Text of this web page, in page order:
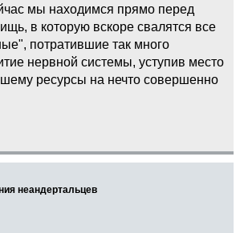
мы находимся прямо перед
в которую вскоре свалятся все
потратившие так много
нервной системы, уступив место
ресурсы на нечто совершенно
неандертальцев